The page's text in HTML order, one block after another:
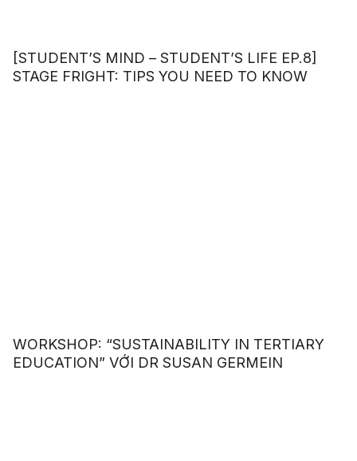
[STUDENT’S MIND – STUDENT’S LIFE EP.8]
STAGE FRIGHT: TIPS YOU NEED TO KNOW
WORKSHOP: “SUSTAINABILITY IN TERTIARY
EDUCATION” VỚI DR SUSAN GERMEIN